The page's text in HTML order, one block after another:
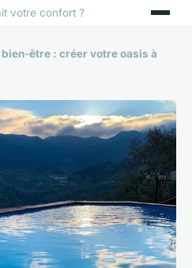
votre confort ?
être : créer votre oasis à